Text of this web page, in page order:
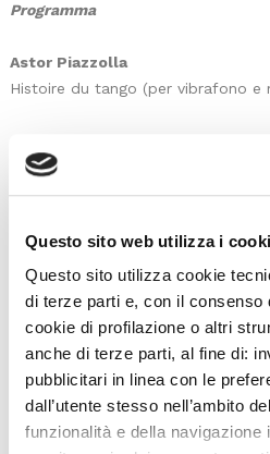
Questo sito web utilizza i
Questo sito utilizza cookie
di terze parti e, con il consenso
cookie di profilazione o altri
anche di terze parti, al fine di:
pubblicitari in linea con le
dall’utente stesso nell’ambito
funzionalità e della navigazione
Programma
Astor Piazzolla
Histoire du tango (per vibrafono e
Astor Piazzolla
Tango n. 2 (per vibrafono solo)
Takatsugu Muramatsu
Land (per marimba sola)
Duo Iroko
vibrafonoGiorgia Nina
marimbaLin Gabrielli